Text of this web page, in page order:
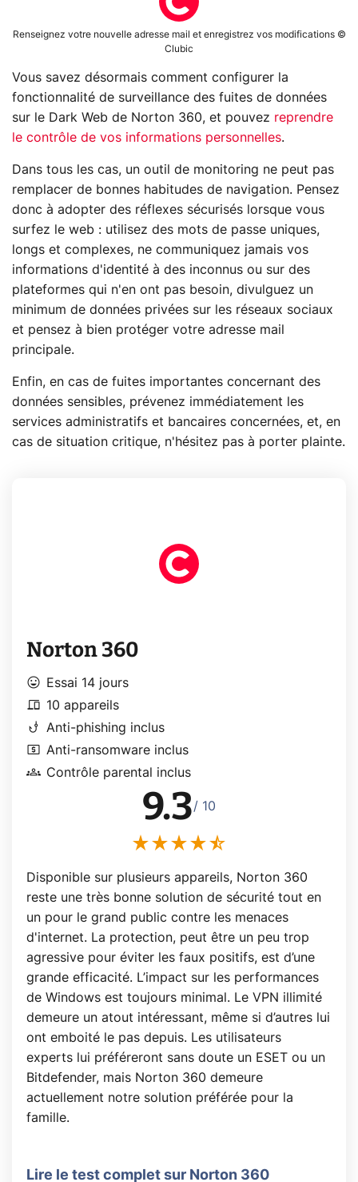
Renseignez votre nouvelle adresse mail et enregistrez vos modifications ©
Clubic
Vous savez désormais comment configurer la
fonctionnalité de surveillance des fuites de données
sur le Dark Web de Norton 360, et pouvez reprendre
le contrôle de vos informations personnelles.
Dans tous les cas, un outil de monitoring ne peut pas
remplacer de bonnes habitudes de navigation. Pensez
donc à adopter des réflexes sécurisés lorsque vous
surfez le web : utilisez des mots de passe uniques,
longs et complexes, ne communiquez jamais vos
informations d'identité à des inconnus ou sur des
plateformes qui n'en ont pas besoin, divulguez un
minimum de données privées sur les réseaux sociaux
et pensez à bien protéger votre adresse mail
principale.
Enfin, en cas de fuites importantes concernant des
données sensibles, prévenez immédiatement les
services administratifs et bancaires concernées, et, en
cas de situation critique, n'hésitez pas à porter plainte.
Norton 360
mood Essai 14 jours
devices 10 appareils
phishing Anti-phishing inclus
local_atm Anti-ransomware inclus
groups Contrôle parental inclus
9.3/ 10
Disponible sur plusieurs appareils, Norton 360
reste une très bonne solution de sécurité tout en
un pour le grand public contre les menaces
d'internet. La protection, peut être un peu trop
agressive pour éviter les faux positifs, est d’une
grande efficacité. L’impact sur les performances
de Windows est toujours minimal. Le VPN illimité
demeure un atout intéressant, même si d’autres lui
ont emboité le pas depuis. Les utilisateurs
experts lui préféreront sans doute un ESET ou un
Bitdefender, mais Norton 360 demeure
actuellement notre solution préférée pour la
famille.
Lire le test complet sur Norton 360